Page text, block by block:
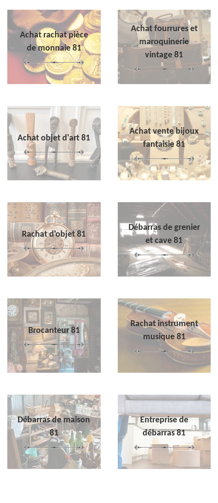
Achat rachat pièce
de monnaie 81
Achat fourrures et
maroquinerie
vintage 81
Achat objet d'art 81
Achat vente bijoux
fantaisie 81
Rachat d'objet 81
Débarras de grenier
et cave 81
Brocanteur 81
Rachat instrument
musique 81
Débarras de maison
81
Entreprise de
débarras 81